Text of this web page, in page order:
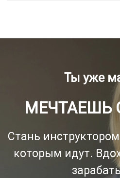
Ты уже
МЕЧТАЕШЬ
Стань
которым идут.